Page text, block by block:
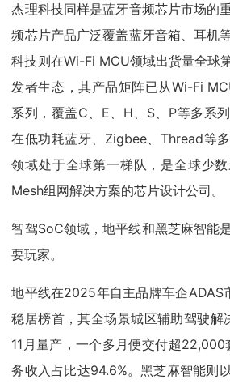
杰理科技同样是蓝牙音频芯片市场的
频芯片产品广泛覆盖蓝牙音箱、耳机
科技则在Wi-Fi MCU领域出货量全球
发者生态，其产品矩阵已从Wi-Fi
系列，覆盖C、E、H、S、P等多系
在低功耗蓝牙、Zigbee、Thread等
领域处于全球第一梯队，是全球少
Mesh组网解决方案的芯片设计公司。
智驾SoC领域，地平线和黑芝麻智能
要玩家。
地平线在2025年自主品牌车企ADAS
稳居榜首，其全场景城区辅助驾驶
11月量产，一个多月便交付超
务收入占比达94.6%。黑芝麻智能则